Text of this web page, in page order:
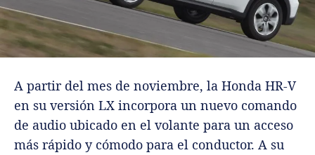
A partir del mes de noviembre, la Honda HR-V
en su versión LX incorpora un nuevo comando
de audio ubicado en el volante para un acceso
más rápido y cómodo para el conductor. A su